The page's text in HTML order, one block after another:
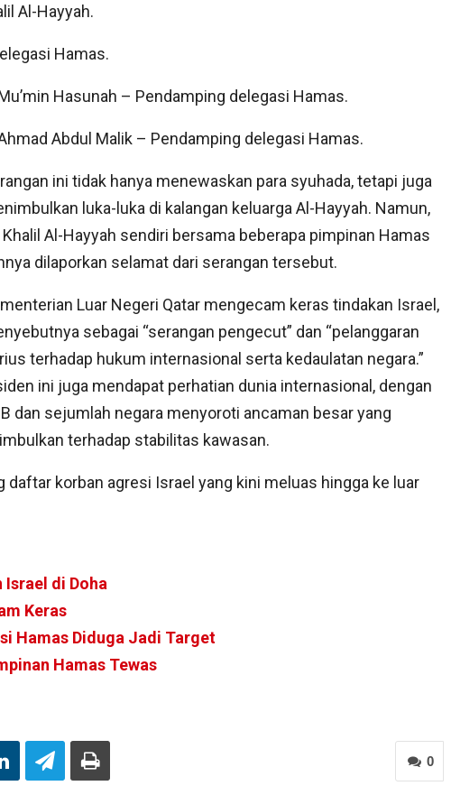
Al-Hayyah.
Hamas.
Hasunah – Pendamping delegasi Hamas.
Abdul Malik – Pendamping delegasi Hamas.
ini tidak hanya menewaskan para syuhada, tetapi juga
luka-luka di kalangan keluarga Al-Hayyah. Namun,
Khalil Al-Hayyah sendiri bersama beberapa pimpinan Hamas
dilaporkan selamat dari serangan tersebut.
Luar Negeri Qatar mengecam keras tindakan Israel,
sebagai “serangan pengecut” dan “pelanggaran
terhadap hukum internasional serta kedaulatan negara.”
ini juga mendapat perhatian dunia internasional, dengan
dan sejumlah negara menyoroti ancaman besar yang
terhadap stabilitas kawasan.
daftar korban agresi Israel yang kini meluas hingga ke luar
di Doha
Keras
Hamas Diduga Jadi Target
Hamas Tewas
0